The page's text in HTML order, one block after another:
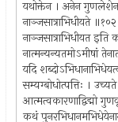
यथोक्तेन । अनेन गुणलेशेन
नाञ्जसात्राभिधीयते
नाञ्जसात्राभिधीयत इति
नात्मन्यन्यतमोऽमीषां
यदि
सम्यग्बोधोत्पत्तिः ।
आत्मत्वकारणाद्विद्मो
कथं